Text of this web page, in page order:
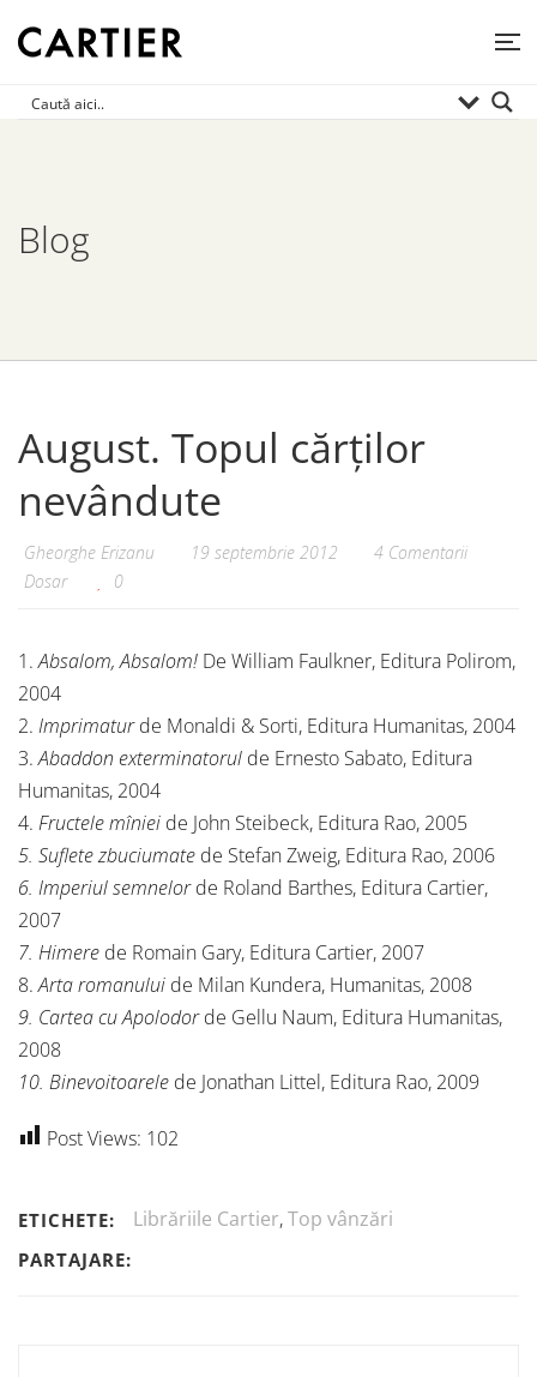
Blog
August. Topul cărților
nevândute
Gheorghe Erizanu 19 septembrie 2012
4 Comentarii
Dosar
0
1.Absalom, Absalom! De William Faulkner, Editura Polirom,
2004
2. Imprimaturde Monaldi & Sorti, Editura Humanitas, 2004
3.Abaddon exterminatorul de Ernesto Sabato, Editura
Humanitas, 2004
4. Fructele mîniei de John Steibeck, Editura Rao, 2005
5. Suflete zbuciumate de Stefan Zweig, Editura Rao, 2006
6. Imperiul semnelorde Roland Barthes, Editura Cartier,
2007
7. Himere de Romain Gary, Editura Cartier, 2007
8.Arta romanului de Milan Kundera, Humanitas, 2008
9. Cartea cu Apolodorde Gellu Naum, Editura Humanitas,
2008
10. Binevoitoarele de Jonathan Littel, Editura Rao, 2009
Post Views: 102
ETICHETE: Librăriile Cartier,Top vânzări
PARTAJARE: